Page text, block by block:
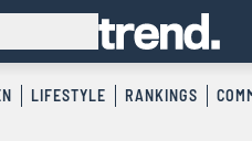
LIFESTYLE RANKINGS